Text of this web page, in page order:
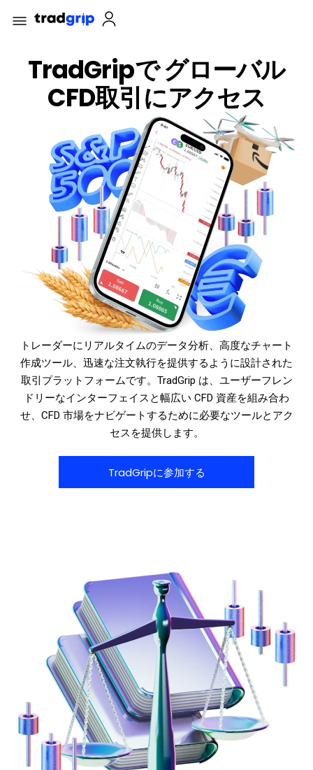
TradGripで グローバル
CFD取引にアクセス
トレーダーにリアルタイムのデータ分析、高度なチャート
作成ツール、迅速な注文執行を提供するように設計された
取引プラットフォームです。TradGrip は、ユーザーフレン
ドリーなインターフェイスと幅広い CFD 資産を組み合わ
せ、CFD 市場をナビゲートするために必要なツールとアク
セスを提供します。
TradGripに参加する